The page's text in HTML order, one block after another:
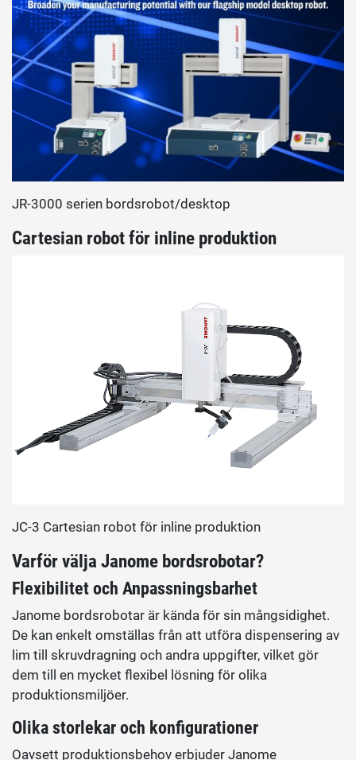
JR-3000 serien bordsrobot/desktop
Cartesian robot för inline produktion
JC-3 Cartesian robot för inline produktion
Varför välja Janome bordsrobotar?
Flexibilitet och Anpassningsbarhet
Janome bordsrobotar är kända för sin mångsidighet.
De kan enkelt omställas från att utföra dispensering av
lim till skruvdragning och andra uppgifter, vilket gör
dem till en mycket flexibel lösning för olika
produktionsmiljöer.
Olika storlekar och konfigurationer
Oavsett produktionsbehov erbjuder Janome